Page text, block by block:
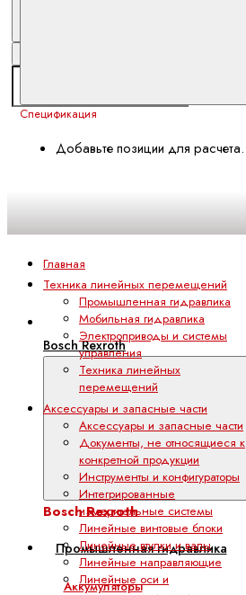
Спецификация
Добавьте позиции для расчета.
Bosch Rexroth
Bosch Rexroth
Промышленная гидравлика
Аккумуляторы
Главная
Техника линейных перемещений
Промышленная гидравлика
Мобильная гидравлика
Электроприводы и системы
управления
Техника линейных
перемещений
Аксессуары и запасные части
Аксессуары и запасные части
Документы, не относящиеся к
конкретной продукции
Инструменты и конфигураторы
Интегрированные
измерительные системы
Линейные винтовые блоки
Линейные втулки и валы
Линейные направляющие
Линейные оси и